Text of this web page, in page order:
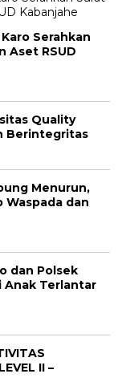
Serahkan
Aset RSUD
Quality
Berintegritas
Menurun,
Waspada dan
dan Polsek
Anak Terlantar
II –